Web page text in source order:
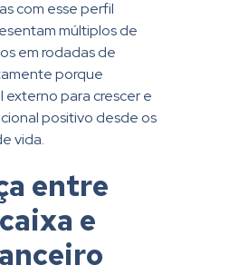
com esse perfil
múltiplos de
em rodadas de
porque
externo para crescer e
positivo desde os
vida.
entre
e